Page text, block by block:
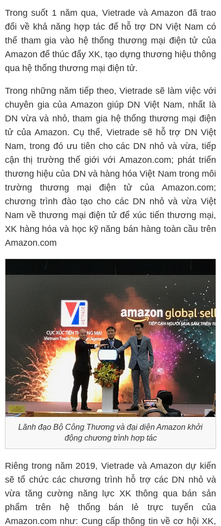
Trong suốt 1 năm qua, Vietrade và Amazon đã trao
đổi về khả năng hợp tác để hỗ trợ DN Việt Nam có
thể tham gia vào hệ thống thương mại điện tử của
Amazon để thúc đẩy XK, tạo dựng thương hiệu thông
qua hệ thống thương mại điện tử.
Trong những năm tiếp theo, Vietrade sẽ làm việc với
chuyên gia của Amazon giúp DN Việt Nam, nhất là
DN vừa và nhỏ, tham gia hệ thống thương mại điện
tử của Amazon. Cụ thể, Vietrade sẽ hỗ trợ DN Việt
Nam, trong đó ưu tiên cho các DN nhỏ và vừa, tiếp
cận thị trường thế giới với Amazon.com; phát triển
thương hiệu của DN và hàng hóa Việt Nam trong môi
trường thương mại điện tử của Amazon.com;
chương trình đào tạo cho các DN nhỏ và vừa Việt
Nam về thương mại điện tử để xúc tiến thương mại,
XK hàng hóa và học kỹ năng bán hàng toàn cầu trên
Amazon.com
Lãnh đạo Bộ Công Thương và đại diện Amazon khởi
động chương trình hợp tác
Riêng trong năm 2019, Vietrade và Amazon dự kiến
sẽ tổ chức các chương trình hỗ trợ các DN nhỏ và
vừa tăng cường năng lực XK thông qua bán sản
phẩm trên hệ thống bán lẻ trực tuyến của
Amazon.com như: Cung cấp thông tin về cơ hội XK,